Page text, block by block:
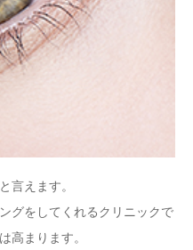
言えます。
グをしてくれるクリニックで
高まります。